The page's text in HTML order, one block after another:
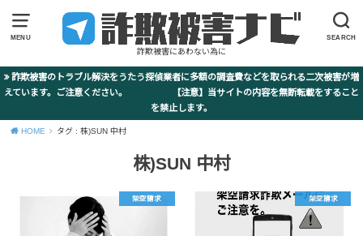
MENU SEARCH
詐欺被害にあわない為に
詐欺被害のトラブル解決をうたう探偵業者に多額の調査費などを取られる二次被害が増
えています。ご注意ください。 【注意】当サイトの内容を無断転載をすること
を禁止します。
HOME タグ : 株)SUN 中村
株)SUN 中村
架空請求 架空請求